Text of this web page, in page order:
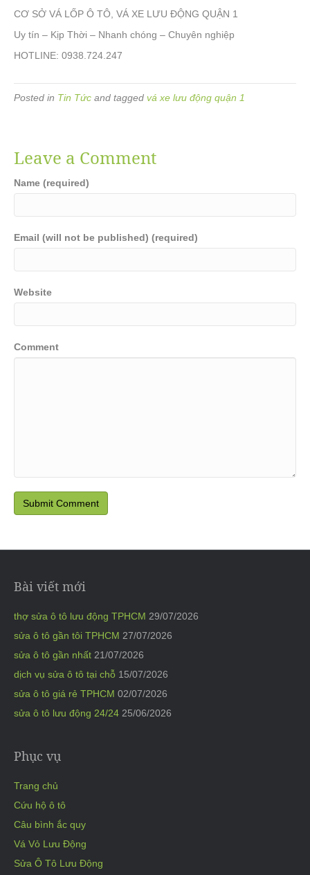
CƠ SỞ VÁ LỐP Ô TÔ, VÁ XE LƯU ĐỘNG QUẬN 1
Uy tín – Kịp Thời – Nhanh chóng – Chuyên nghiệp​
HOTLINE: 0938.724.247
Posted in Tin Tức and tagged vá xe lưu động quận 1
Leave a Comment
Name (required)
Email (will not be published) (required)
Website
Comment
Bài viết mới
thợ sửa ô tô lưu động TPHCM 29/07/2026
sửa ô tô gần tôi TPHCM 27/07/2026
sửa ô tô gần nhất 21/07/2026
dịch vụ sửa ô tô tại chỗ 15/07/2026
sửa ô tô giá rẻ TPHCM 02/07/2026
sửa ô tô lưu động 24/24 25/06/2026
Phục vụ
Trang chủ
Cứu hộ ô tô
Câu bình ắc quy
Vá Vỏ Lưu Động
Sửa Ô Tô Lưu Động